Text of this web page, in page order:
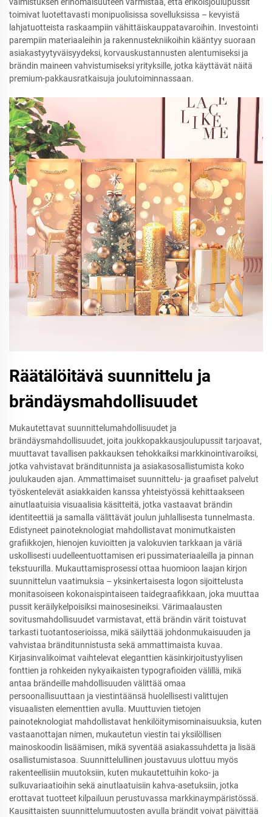
toimivat luotettavasti monipuolisissa sovelluksissa – kevyistä
lahjatuotteista raskaampiin vähittäiskauppatavaroihin. Investointi
parempiin materiaaleihin ja rakennustekniikoihin kääntyy suoraan
asiakastyytyväisyydeksi, korvauskustannusten alentumiseksi ja
brändin maineen vahvistumiseksi yrityksille, jotka käyttävät näitä
premium-pakkausratkaisuja joulutoiminnassaan.
Räätälöitävä suunnittelu ja
brändäysmahdollisuudet
Mukautettavat suunnittelumahdollisuudet ja
brändäysmahdollisuudet, joita joukkopakkausjoulupussit tarjoavat,
muuttavat tavallisen pakkauksen tehokkaiksi markkinointivaroiksi,
jotka vahvistavat bränditunnista ja asiakasosallistumista koko
joulukauden ajan. Ammattimaiset suunnittelu- ja graafiset palvelut
työskentelevät asiakkaiden kanssa yhteistyössä kehittaakseen
ainutlaatuisia visuaalisia käsitteitä, jotka vastaavat brändin
identiteettiä ja samalla välittävät joulun juhlallisesta tunnelmasta.
Edistyneet painoteknologiat mahdollistavat monimutkaisten
grafiikkojen, hienojen kuvioitten ja valokuvien tarkkaan ja väriä
uskollisesti uudelleentuottamisen eri pussimateriaaleilla ja pinnan
tekstuurilla. Mukauttamisprosessi ottaa huomioon laajan kirjon
suunnittelun vaatimuksia – yksinkertaisesta logon sijoittelusta
monitasoiseen kokonaispintaiseen taidegraafikkaan, joka muuttaa
pussit keräilykelpoisiksi mainosesineiksi. Värimaalausten
sovitusmahdollisuudet varmistavat, että brändin värit toistuvat
tarkasti tuotantoserioissa, mikä säilyttää johdonmukaisuuden ja
vahvistaa bränditunnistusta sekä ammattimaista kuvaa.
Kirjasinvalikoimat vaihtelevat eleganttien käsinkirjoitustyylisen
fonttien ja rohkeiden nykyaikaisten typografioiden välillä, mikä
antaa brändeille mahdollisuuden välittää omaa
persoonallisuuttaan ja viestintäänsä huolellisesti valittujen
visuaalisten elementtien avulla. Muuttuvien tietojen
painoteknologiat mahdollistavat henkilöitymisominaisuuksia, kuten
vastaanottajan nimen, mukautetun viestin tai yksilöllisen
mainoskoodin lisäämisen, mikä syventää asiakassuhdetta ja lisää
osallistumistasoa. Suunnittelullinen joustavuus ulottuu myös
rakenteellisiin muutoksiin, kuten mukautettuihin koko- ja
sulkuvariaatioihin sekä ainutlaatuisiin kahva-asetuksiin, jotka
erottavat tuotteet kilpailuun perustuvassa markkinaympäristössä.
Kausittaisten suunnittelumuutosten avulla brändit voivat päivittää